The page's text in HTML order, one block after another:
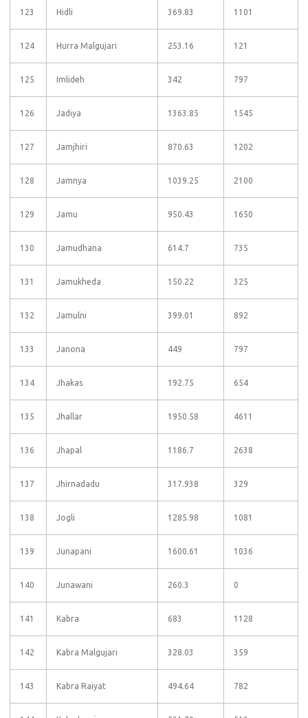
123 Hidli 369.83 1101
124 Hurra Malgujari 253.16 121
125 Imlideh 342 797
126 Jadiya 1363.85 1545
127 Jamjhiri 870.63 1202
128 Jamnya 1039.25 2100
129 Jamu 950.43 1650
130 Jamudhana 614.7 735
131 Jamukheda 150.22 325
132 Jamulni 399.01 892
133 Janona 449 797
134 Jhakas 192.75 654
135 Jhallar 1950.58 4611
136 Jhapal 1186.7 2638
137 Jhirnadadu 317.938 329
138 Jogli 1285.98 1081
139 Junapani 1600.61 1036
140 Junawani 260.3 0
141 Kabra 683 1128
142 Kabra Malgujari 328.03 359
143 Kabra Raiyat 494.64 782